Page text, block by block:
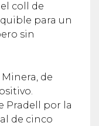
coll de
para un
sin
de
Pradell por la
de cinco